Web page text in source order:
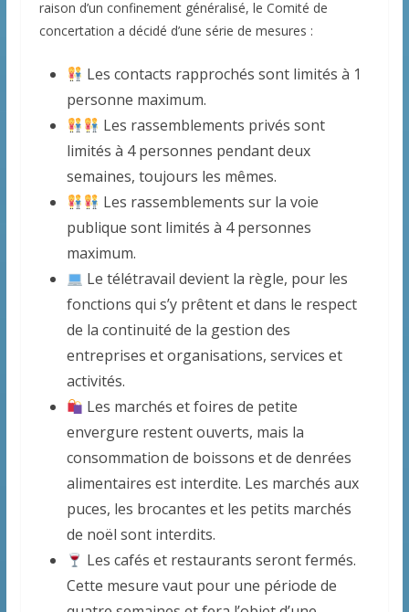
raison d’un confinement généralisé, le Comité de
concertation a décidé d’une série de mesures :
Les contacts rapprochés sont limités à 1
personne maximum.
Les rassemblements privés sont
limités à 4 personnes pendant deux
semaines, toujours les mêmes.
Les rassemblements sur la voie
publique sont limités à 4 personnes
maximum.
Le télétravail devient la règle, pour les
fonctions qui s’y prêtent et dans le respect
de la continuité de la gestion des
entreprises et organisations, services et
activités.
Les marchés et foires de petite
envergure restent ouverts, mais la
consommation de boissons et de denrées
alimentaires est interdite. Les marchés aux
puces, les brocantes et les petits marchés
de noël sont interdits.
Les cafés et restaurants seront fermés.
Cette mesure vaut pour une période de